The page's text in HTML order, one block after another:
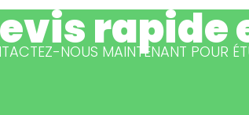
rapide
NOUS MAINTENANT POUR